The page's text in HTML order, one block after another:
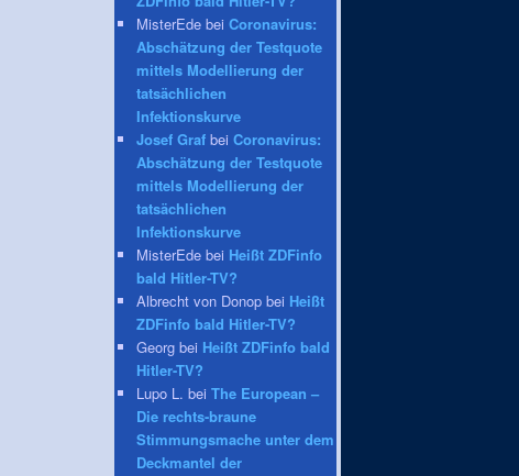
MisterEde bei Coronavirus:
Abschätzung der Testquote
mittels Modellierung der
tatsächlichen
Infektionskurve
Josef Graf bei Coronavirus:
Abschätzung der Testquote
mittels Modellierung der
tatsächlichen
Infektionskurve
MisterEde bei Heißt ZDFinfo
bald Hitler-TV?
Albrecht von Donop bei Heißt
ZDFinfo bald Hitler-TV?
Georg bei Heißt ZDFinfo bald
Hitler-TV?
Lupo L. bei The European –
Die rechts-braune
Stimmungsmache unter dem
Deckmantel der